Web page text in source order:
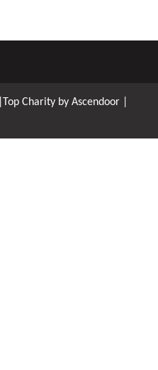
|Top Charity by Ascendoor